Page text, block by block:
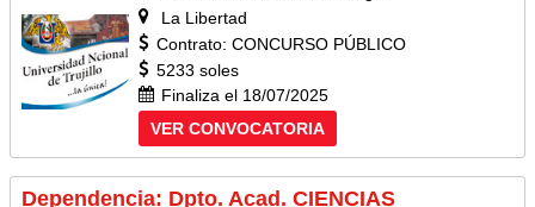
La Libertad
Contrato: CONCURSO PÚBLICO
5233 soles
Finaliza el 18/07/2025
VER CONVOCATORIA
Dependencia: Dpto. Acad. CIENCIAS